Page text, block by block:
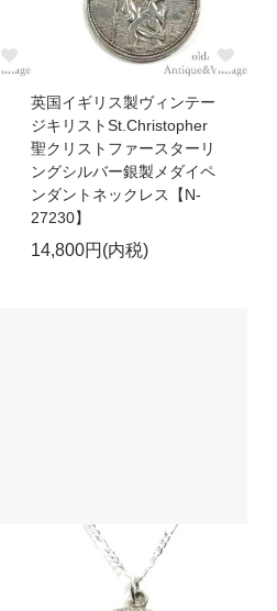
英国イギリス製ヴィンテー
ジキリストSt.Christopher
聖クリストファースターリ
ングシルバー銀製メダイペ
ンダントネックレス【N-
27230】
14,800円(内税)